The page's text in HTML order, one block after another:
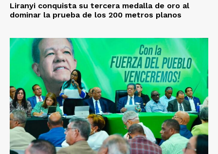
Liranyi conquista su tercera medalla de oro al
dominar la prueba de los 200 metros planos